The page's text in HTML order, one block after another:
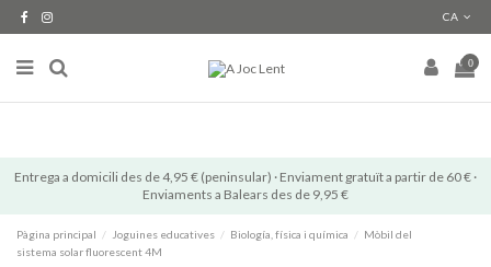
CA
0
Entrega a domicili des de 4,95 € (peninsular) · Enviament gratuït a partir de 60 € ·
Enviaments a Balears des de 9,95 €
Pàgina principal Joguines educatives Biología, física i química
Mòbil del
sistema solar fluorescent 4M